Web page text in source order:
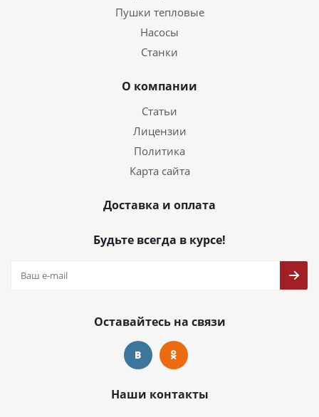
Пушки тепловые
Насосы
Станки
О компании
Статьи
Лицензии
Политика
Карта сайта
Доставка и оплата
Будьте всегда в курсе!
Оставайтесь на связи
Наши контакты